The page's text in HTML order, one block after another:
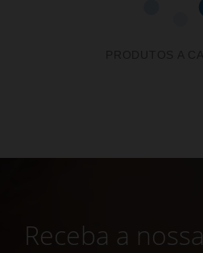
Receba a nossa